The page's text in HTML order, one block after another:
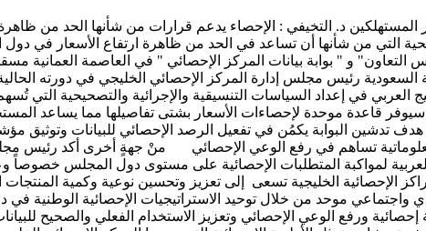
المستهلكين د. التخيفي : الإحصاء يدعم قرارات من شأنها الحد من
التي من شأنها أن تساعد في الحد من ظاهرة ارتفاع الأسعار في
و " بوابة بيانات المركز الإحصائي " في العاصمة العمانية
رئيس مجلس إدارة المركز الإحصائي الخليجي في دورته
في إعداد السياسات التنسيقية والإجرائية والتصحيحية التي
سيوفر قاعدة موحدة لإحصاءات الأسعار بشتى تفاصيلها مما يساعد
تدشين البوابة يكمُن في تفعيل الرصد الإحصائي للبيانات
تساهم في رفع الوعي الإحصائي منْ جهةٍ أخرى أكد رئيس مجلس
لمواكبة المتطلبات الإحصائية على مستوى دول المجلس
الإحصائية الخليجية تسعى إلى تعزيز وتحسين نوعية وكمية
واجتماعي موحد من خلال توحيد الاستراتيجيات الإحصائية
إحصائية ورفع الوعي الإحصائي وتعزيز الاستخدام الفعلي والصحيح